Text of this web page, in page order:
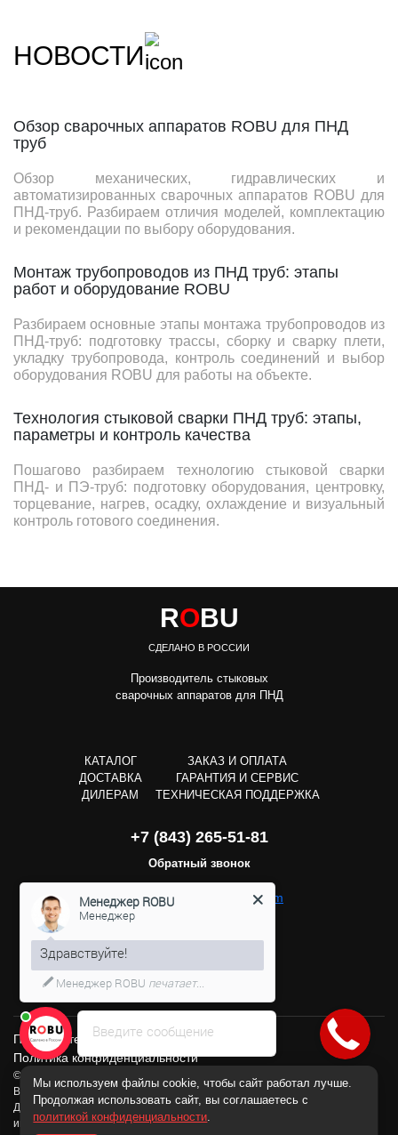
НОВОСТИ
Обзор сварочных аппаратов ROBU для ПНД
труб
Обзор механических, гидравлических и
автоматизированных сварочных аппаратов ROBU для
ПНД-труб. Разбираем отличия моделей, комплектацию
и рекомендации по выбору оборудования.
Монтаж трубопроводов из ПНД труб: этапы
работ и оборудование ROBU
Разбираем основные этапы монтажа трубопроводов из
ПНД-труб: подготовку трассы, сборку и сварку плети,
укладку трубопровода, контроль соединений и выбор
оборудования ROBU для работы на объекте.
Технология стыковой сварки ПНД труб: этапы,
параметры и контроль качества
Пошагово разбираем технологию стыковой сварки
ПНД- и ПЭ-труб: подготовку оборудования, центровку,
торцевание, нагрев, осадку, охлаждение и визуальный
контроль готового соединения.
ROBU
СДЕЛАНО В РОССИИ
Производитель стыковых
сварочных аппаратов для ПНД
КАТАЛОГ
ДОСТАВКА
ДИЛЕРАМ
ЗАКАЗ И ОПЛАТА
ГАРАНТИЯ И СЕРВИС
ТЕХНИЧЕСКАЯ ПОДДЕРЖКА
+7 (843) 265-51-81
Обратный звонок
zakaz@robuplast.ru
Пользовательское соглашение
Политика конфиденциальности
© ООО «АТРИУМ», производим оборудование с 2010 года.
Все права защищены.
Данный сайт носит
информационно-справочный характер
Мы используем файлы cookie, чтобы сайт работал лучше.
Продолжая использовать сайт, вы соглашаетесь с
политикой конфиденциальности.
Введите сообщение
Менеджер ROBU
Менеджер
Здравствуйте!
Менеджер ROBU печатает...